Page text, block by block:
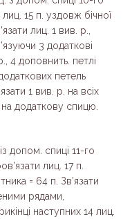
15 п. уздовж бічної
лиц. 1 вив. р.,
3 додаткові
4 доповнить. петлі
петель
1 вив. р. на всіх
на додаткову спицю.
допом. спиці 11-го
лиц. 17 п.
= 64 п. Зв’язати
рядами,
наступних 14 лиц.